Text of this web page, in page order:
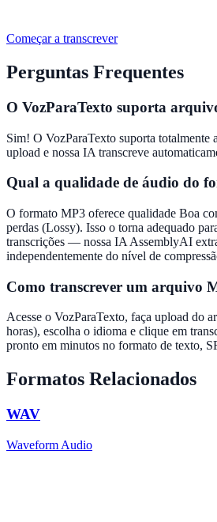
Começar a transcrever
Perguntas Frequentes
O VozParaTexto suporta
Sim! O VozParaTexto suporta totalmente
upload e nossa IA transcreve
Qual a qualidade de áudio do
O formato MP3 oferece qualidade Boa
perdas (Lossy). Isso o torna adequado
transcrições — nossa IA AssemblyAI
independentemente do nível de
Como transcrever um arquivo
Acesse o VozParaTexto, faça upload do
horas), escolha o idioma e clique em
pronto em minutos no formato de texto,
Formatos Relacionados
WAV
Waveform Audio